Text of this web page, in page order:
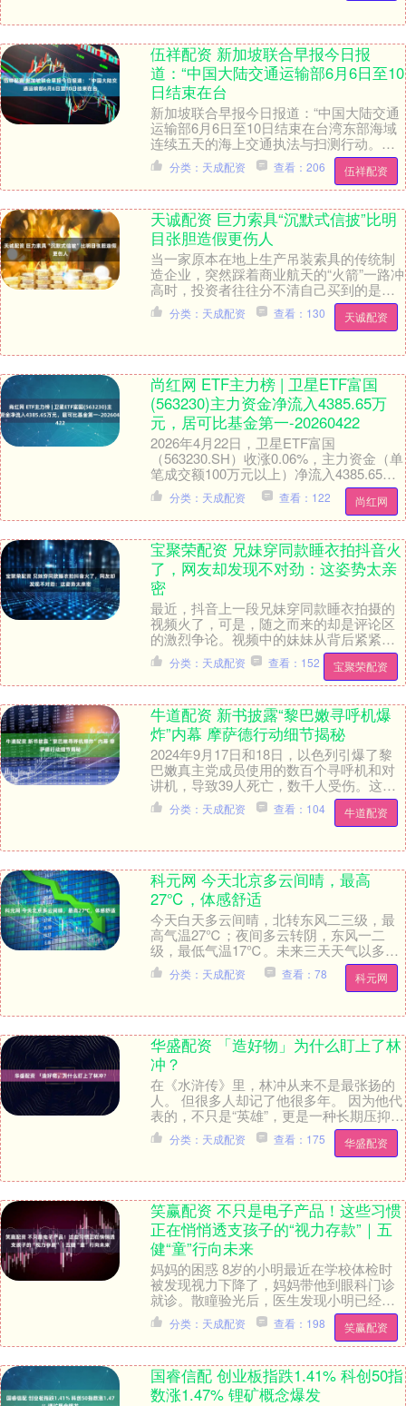
伍祥配资 新加坡联合早报今日报
道：“中国大陆交通运输部6月6日至10
日结束在台
新加坡联合早报今日报道：“中国大陆交通
运输部6月6日至10日结束在台湾东部海域
连续五天的海上交通执法与扫测行动。行
动由多艘海事船舰执行，包括‘海巡09’‘海巡
0....
伍祥配资
分类：天成配资 查看：206
天诚配资 巨力索具“沉默式信披”比明
目张胆造假更伤人
当一家原本在地上生产吊装索具的传统制
造企业，突然踩着商业航天的“火箭”一路冲
高时，投资者往往分不清自己买到的是未
来的入场券，还是一场精心包装的幻觉。
5月18日....
天诚配资
分类：天成配资 查看：130
尚红网 ETF主力榜 | 卫星ETF富国
(563230)主力资金净流入4385.65万
元，居可比基金第一-20260422
2026年4月22日，卫星ETF富国
（563230.SH）收涨0.06%，主力资金（单
笔成交额100万元以上）净流入4385.65万
元，居可比基金第一。（数据来....
尚红网
分类：天成配资 查看：122
宝聚荣配资 兄妹穿同款睡衣拍抖音火
了，网友却发现不对劲：这姿势太亲
密
最近，抖音上一段兄妹穿同款睡衣拍摄的
视频火了，可是，随之而来的却是评论区
的激烈争论。视频中的妹妹从背后紧紧抱
住哥哥的腰，脸颊贴在他的背上撒娇，哥
哥嘴上虽然说着别....
宝聚荣配资
分类：天成配资 查看：152
牛道配资 新书披露“黎巴嫩寻呼机爆
炸”内幕 摩萨德行动细节揭秘
2024年9月17日和18日，以色列引爆了黎
巴嫩真主党成员使用的数百个寻呼机和对
讲机，导致39人死亡，数千人受伤。这一
行动由以色列情报和特勤局（简称摩萨
德）策划....
牛道配资
分类：天成配资 查看：104
科元网 今天北京多云间晴，最高
27℃，体感舒适
今天白天多云间晴，北转东风二三级，最
高气温27℃；夜间多云转阴，东风一二
级，最低气温17℃。未来三天天气以多云
为主，气温回升，体感较舒适，适宜开窗
通风及户外活动....
科元网
分类：天成配资 查看：78
华盛配资 「造好物」为什么盯上了林
冲？
在《水浒传》里，林冲从来不是最张扬的
人。 但很多人却记了他很多年。 因为他代
表的，不只是“英雄”，更是一种长期压抑后
的情绪爆发。 而这种人物气质，在今天依
然能够....
华盛配资
分类：天成配资 查看：175
笑赢配资 不只是电子产品！这些习惯
正在悄悄透支孩子的“视力存款”｜五
健“童”行向未来
妈妈的困惑 8岁的小明最近在学校体检时
被发现视力下降了，妈妈带他到眼科门诊
就诊。散瞳验光后，医生发现小明已经有
100度的近视了。妈妈感到很疑惑：“明明
几个月前检....
笑赢配资
分类：天成配资 查看：198
国睿信配 创业板指跌1.41% 科创50指
数涨1.47% 锂矿概念爆发